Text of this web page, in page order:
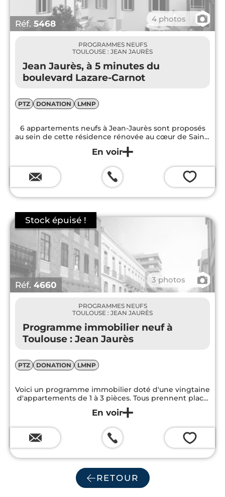
Réf. 5468 4 photos 📷
PROGRAMMES NEUFS
TOULOUSE : JEAN JAURÈS
Jean Jaurès, à 5 minutes du
boulevard Lazare-Carnot
PTZ DONATION LMNP
6 appartements neufs à Jean-Jaurès sont proposés
au sein de cette résidence rénovée au cœur de Saint-
💗
Réf. 4660 3 photos 📷
PROGRAMMES NEUFS
TOULOUSE : JEAN JAURÈS
Programme immobilier neuf à
Toulouse : Jean Jaurès
PTZ DONATION LMNP
Voici un programme immobilier doté d'une vingtaine
d'appartements de 1 à 3 pièces. Tous prennent place
au sein d'un immeuble entièrement réhabilité et
remis au goût du jour. Au coeur du centre historique
de vie supérieur et un cadre de vie résolument
citadin...
💗
RETOUR